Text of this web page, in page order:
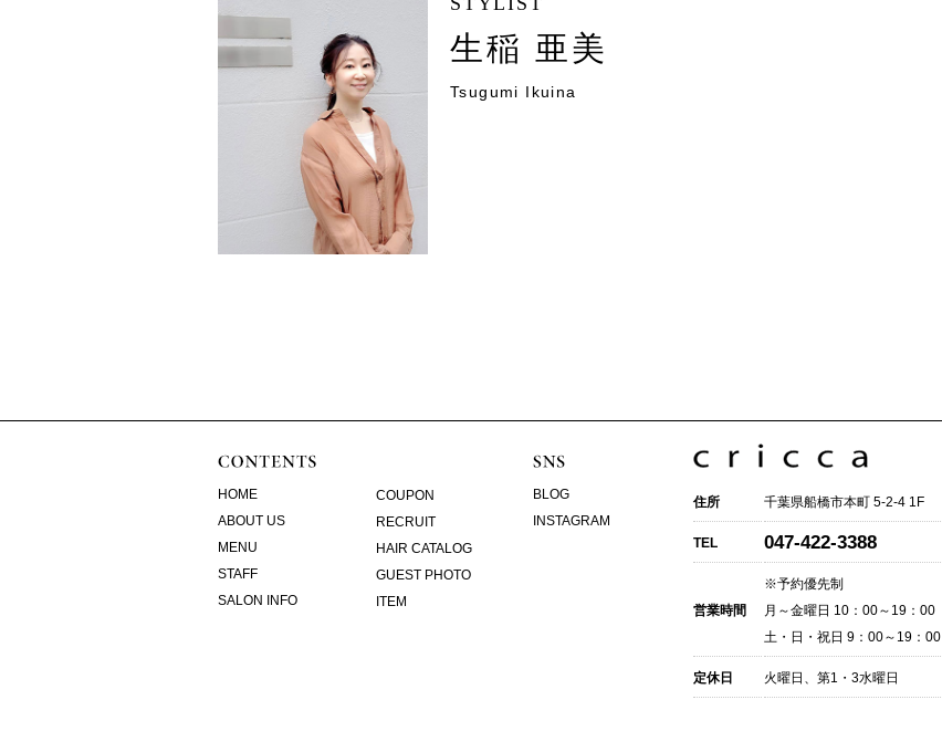
生稲 亜美
Tsugumi Ikuina
HOME
ABOUT US
MENU
STAFF
SALON INFO
COUPON
RECRUIT
HAIR CATALOG
GUEST PHOTO
ITEM
BLOG
INSTAGRAM
住所 千葉県船橋市本町 5-2-4 1F
TEL 047-422-3388
営業時間
※予約優先制
月～金曜日 10：00～19：00
土・日・祝日 9：00～19：00
定休日 火曜日、第1・3水曜日